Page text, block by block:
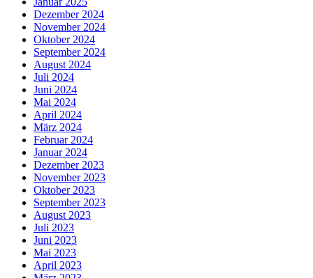
Dezember 2024
November 2024
Oktober 2024
September 2024
August 2024
Juli 2024
Juni 2024
Mai 2024
April 2024
März 2024
Februar 2024
Januar 2024
Dezember 2023
November 2023
Oktober 2023
September 2023
August 2023
Juli 2023
Juni 2023
Mai 2023
April 2023